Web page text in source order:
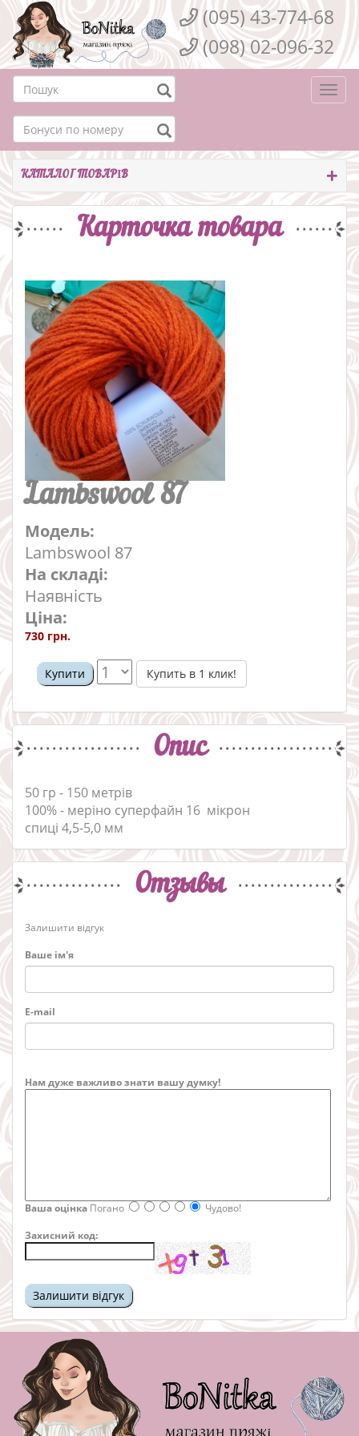
(095) 43-774-68
(098) 02-096-32
КАТАЛОГ ТОВАРІВ
Карточка товара
Lambswool 87
Модель:
Lambswool 87
На складі:
Наявність
Ціна:
730 грн.
Купити Купить в 1 клик!
Опис
50 гр - 150 метрів
100% - меріно суперфайн 16 мікрон
спиці 4,5-5,0 мм
Отзывы
Залишити відгук
Ваше ім'я
E-mail
Нам дуже важливо знати вашу думку!
Ваша оцінка Погано
Чудово!
Захисний код: